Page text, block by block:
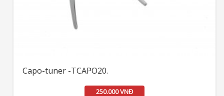
Capo-tuner -TCAPO20.
250.000 VNĐ